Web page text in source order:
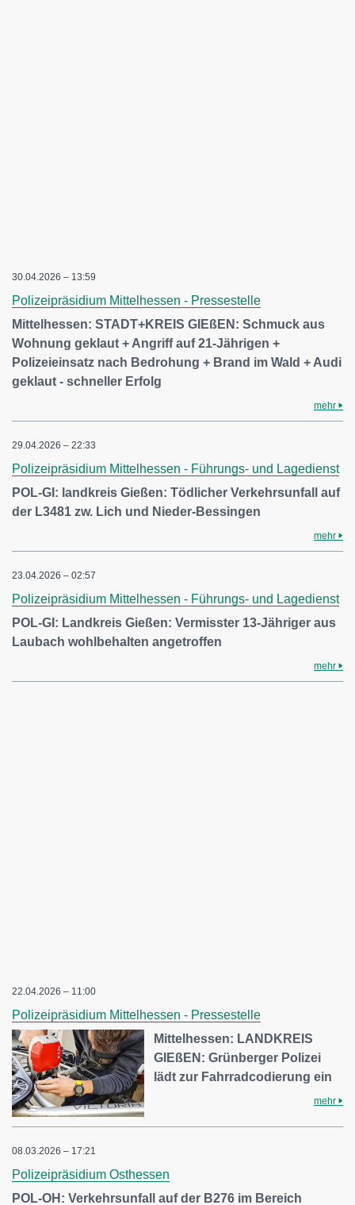
30.04.2026 – 13:59
Polizeipräsidium Mittelhessen - Pressestelle
Mittelhessen: STADT+KREIS GIEßEN: Schmuck aus
Wohnung geklaut + Angriff auf 21-Jährigen +
Polizeieinsatz nach Bedrohung + Brand im Wald + Audi
geklaut - schneller Erfolg
mehr
29.04.2026 – 22:33
Polizeipräsidium Mittelhessen - Führungs- und Lagedienst
POL-GI: landkreis Gießen: Tödlicher Verkehrsunfall auf
der L3481 zw. Lich und Nieder-Bessingen
mehr
23.04.2026 – 02:57
Polizeipräsidium Mittelhessen - Führungs- und Lagedienst
POL-GI: Landkreis Gießen: Vermisster 13-Jähriger aus
Laubach wohlbehalten angetroffen
mehr
22.04.2026 – 11:00
Polizeipräsidium Mittelhessen - Pressestelle
Mittelhessen: LANDKREIS
GIEßEN: Grünberger Polizei
lädt zur Fahrradcodierung ein
mehr
08.03.2026 – 17:21
Polizeipräsidium Osthessen
POL-OH: Verkehrsunfall auf der B276 im Bereich